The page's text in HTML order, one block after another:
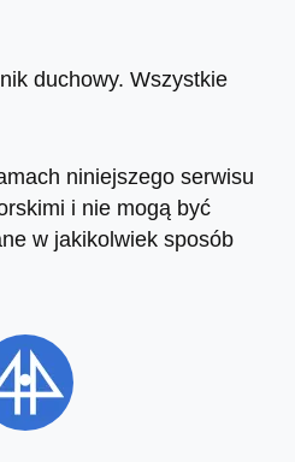
duchowy. Wszystkie
niniejszego serwisu
i nie mogą być
w jakikolwiek sposób